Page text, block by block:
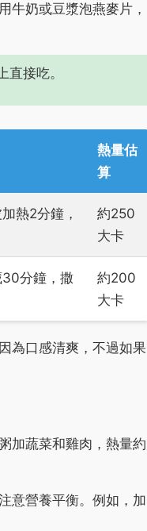
牛奶或豆漿泡燕麥片，
接吃。
熱量估
算
熱2分鐘，
約250
大卡
分鐘，撒
約200
大卡
為口感清爽，不過如果
加蔬菜和雞肉，熱量約
意營養平衡。例如，加